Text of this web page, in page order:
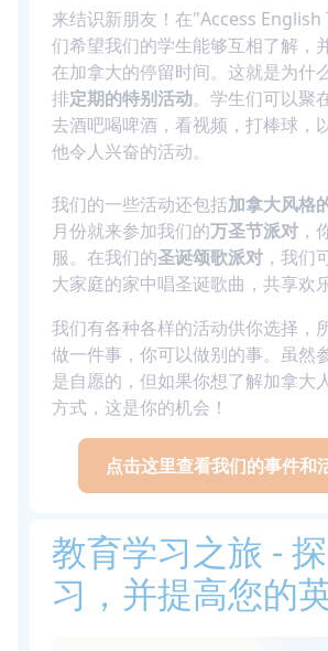
来结识新朋友！在"Access
们希望我们的学生能够互相了解，
在加拿大的停留时间。这就是为什
排定期的特别活动。学生们可以聚
去酒吧喝啤酒，看视频，打棒球，
他令人兴奋的活动。
我们的一些活动还包括加拿大风格
月份就来参加我们的万圣节派对 ，
服。在我们的圣诞颂歌派对 ，我们
大家庭的家中唱圣诞歌曲，共享欢乐
我们有各种各样的活动供你选择，
做一件事，你可以做别的事。虽然
是自愿的，但如果你想了解加拿大
方式，这是你的机会！
点击这里查看我们的事件和
教育学习之旅 -
习，并提高您的